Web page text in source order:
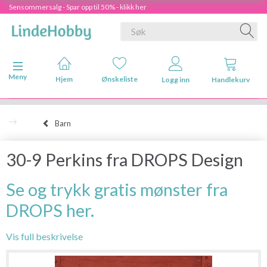
Sensommersalg - Spar opp til 50% - klikk her
Veksle navigasjon
Meny
Hjem Ønskeliste Logg inn Handlekurv
Barn
30-9 Perkins fra DROPS Design
Se og trykk gratis mønster fra
DROPS her.
Vis full beskrivelse